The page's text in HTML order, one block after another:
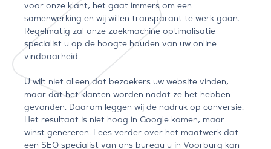
voor onze klant, het gaat immers om een
samenwerking en wij willen transparant te werk gaan.
Regelmatig zal onze zoekmachine optimalisatie
specialist u op de hoogte houden van uw online
vindbaarheid.
U wilt niet alleen dat bezoekers uw website vinden,
maar dat het klanten worden nadat ze het hebben
gevonden. Daarom leggen wij de nadruk op conversie.
Het resultaat is niet hoog in Google komen, maar
winst genereren. Lees verder over het maatwerk dat
een SEO specialist van ons bureau u in Voorburg kan